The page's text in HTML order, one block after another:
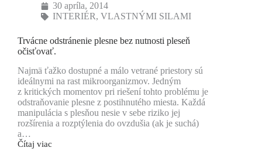
30 apríla, 2014
INTERIÉR, VLASTNÝMI SILAMI
Trvácne odstránenie plesne bez nutnosti pleseň
očisťovať.
Najmä ťažko dostupné a málo vetrané priestory sú
ideálnymi na rast mikroorganizmov. Jedným
z kritických momentov pri riešení tohto problému je
odstraňovanie plesne z postihnutého miesta. Každá
manipulácia s plesňou nesie v sebe riziko jej
rozšírenia a rozptýlenia do ovzdušia (ak je suchá)
a…
Čítaj viac